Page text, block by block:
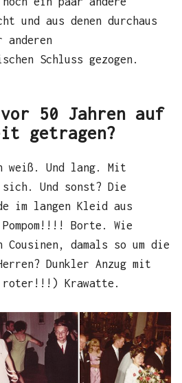
und aus denen durchaus
anderen
Schluss gezogen.
vor 50 Jahren auf
getragen?
weiß. Und lang. Mit
Und sonst? Die
im langen Kleid aus
Borte. Wie
Cousinen, damals so um die
Dunkler Anzug mit
roter!!!) Krawatte.